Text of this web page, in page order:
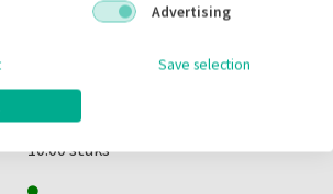
10.00 stuks
Advertising
Save selection